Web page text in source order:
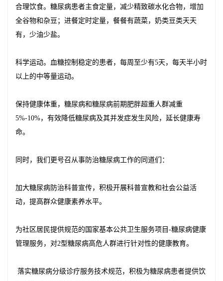
合理饮食。糖尿病患者主食定量，减少精致碳水化合物，增加
全谷物和杂豆；进餐定时定量，餐餐有蔬菜，奶类豆类天天
有，少油少盐。
科学运动。血糖控制稳定的患者，每周至少有5天，每天半小时
以上的中等量运动。
保持健康体重，糖尿病和糖尿病前期肥胖超重人群减重
5%-10%，有效降低糖尿病及其并发症发生风险，延长健康寿
命。
同时，我们更号召从事防治糖尿病工作的同道们：
加大糖尿病防治科普宣传，积极开展科普宣教和社会公益活
动，提高群众健康素养水平。
为社区居民提供规范的国家基本公共卫生服务项目-糖尿病健康
管理服务，对2型糖尿病高危人群进行针对性的健康教育。
落实糖尿病分级诊疗服务技术规范，积极为糖尿病患者提供饮